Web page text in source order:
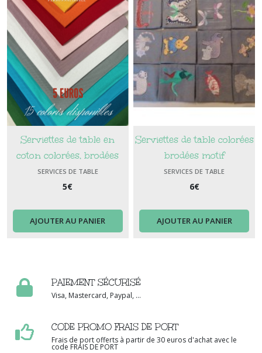
Serviettes de table en
coton colorées, brodées
prénom
SERVICES DE TABLE
5€
AJOUTER AU PANIER
Serviettes de table colorées
brodées motif
SERVICES DE TABLE
6€
AJOUTER AU PANIER
PAIEMENT SÉCURISÉ
Visa, Mastercard, Paypal, ...
CODE PROMO FRAIS DE PORT
Frais de port offerts à partir de 30 euros d'achat avec le
code FRAIS DE PORT